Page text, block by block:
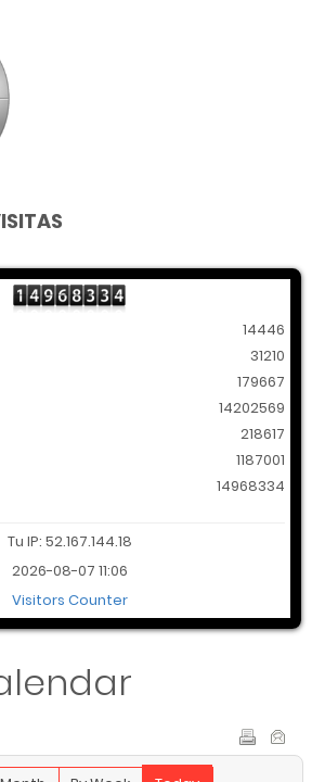
14446
31210
179667
14202569
218617
1187001
14968334
Tu IP: 52.167.144.18
2026-08-07 11:06
Visitors Counter